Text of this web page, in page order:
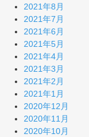
2021年8月
2021年7月
2021年6月
2021年5月
2021年4月
2021年3月
2021年2月
2021年1月
2020年12月
2020年11月
2020年10月